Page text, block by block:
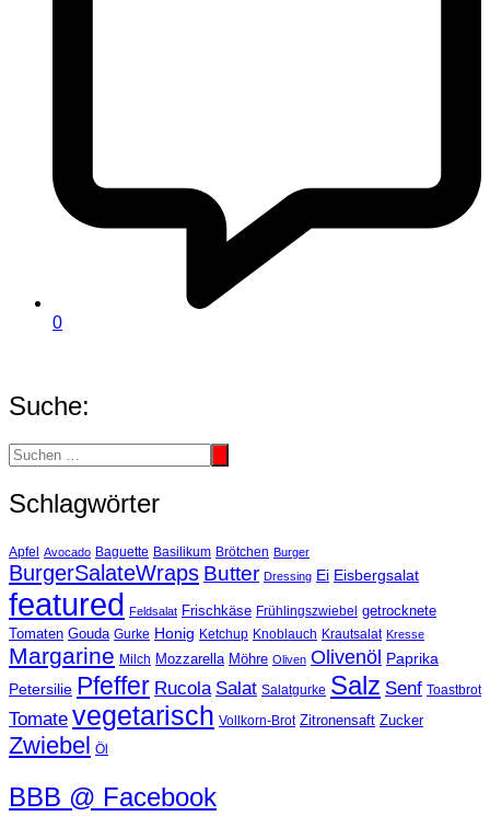
0
Suche:
Schlagwörter
Apfel Avocado Baguette Basilikum Brötchen Burger
BurgerSalateWraps Butter Dressing Ei Eisbergsalat
featured Feldsalat Frischkäse Frühlingszwiebel
getrocknete
Tomaten Gouda Gurke Honig Ketchup Knoblauch Krautsalat Kresse
Margarine Milch Mozzarella Möhre Oliven Olivenöl Paprika
Petersilie Pfeffer Rucola Salat Salatgurke Salz Senf Toastbrot
Tomate vegetarisch Vollkorn-Brot Zitronensaft Zucker
Zwiebel Öl
BBB @ Facebook